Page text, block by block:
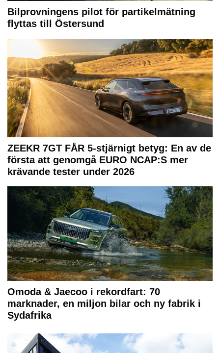
Bilprovningens pilot för partikelmätning
flyttas till Östersund
ZEEKR 7GT FÅR 5-stjärnigt betyg: En av de
första att genomgå EURO NCAP:S mer
krävande tester under 2026
Omoda & Jaecoo i rekordfart: 70
marknader, en miljon bilar och ny fabrik i
Sydafrika